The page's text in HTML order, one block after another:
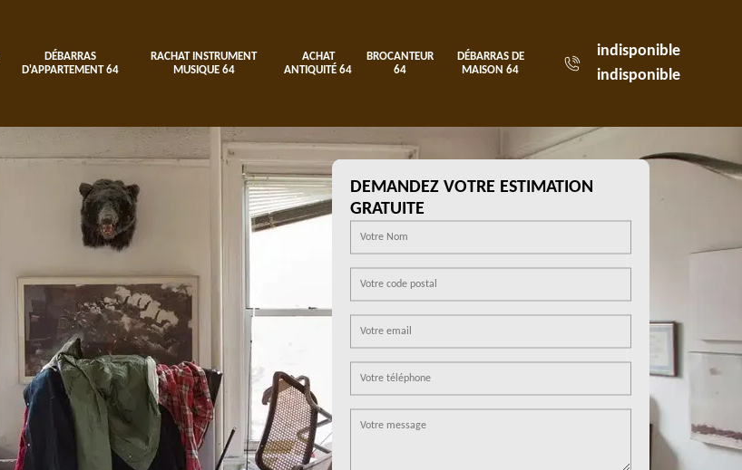
DÉBARRAS
D'APPARTEMENT 64
RACHAT INSTRUMENT
MUSIQUE 64
ACHAT
ANTIQUITÉ 64
BROCANTEUR
64
DÉBARRAS DE
MAISON 64
indisponible
indisponible
DEMANDEZ VOTRE ESTIMATION
GRATUITE